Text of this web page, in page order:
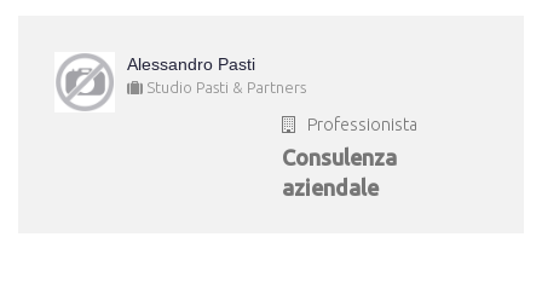
Alessandro Pasti
Studio Pasti & Partners
Professionista
Consulenza
aziendale